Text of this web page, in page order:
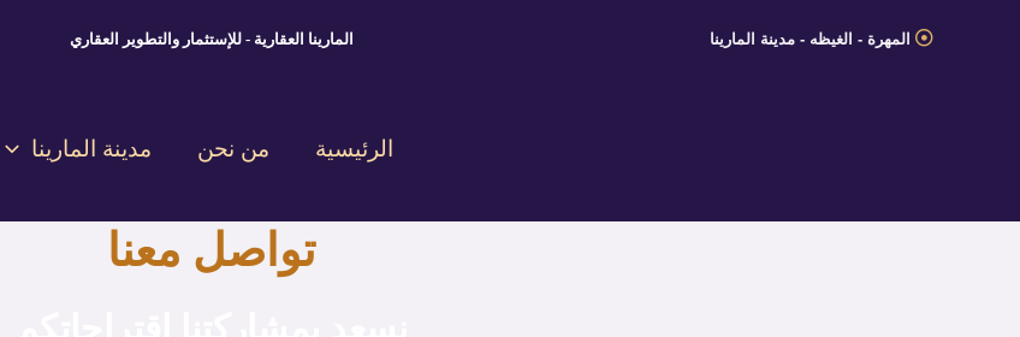
المهرة - الغيظه - مدينة المارينا المارينا العقارية - للإستثمار والتطوير العقاري
الرئيسية من نحن مدينة المارينا
تواصل معنا